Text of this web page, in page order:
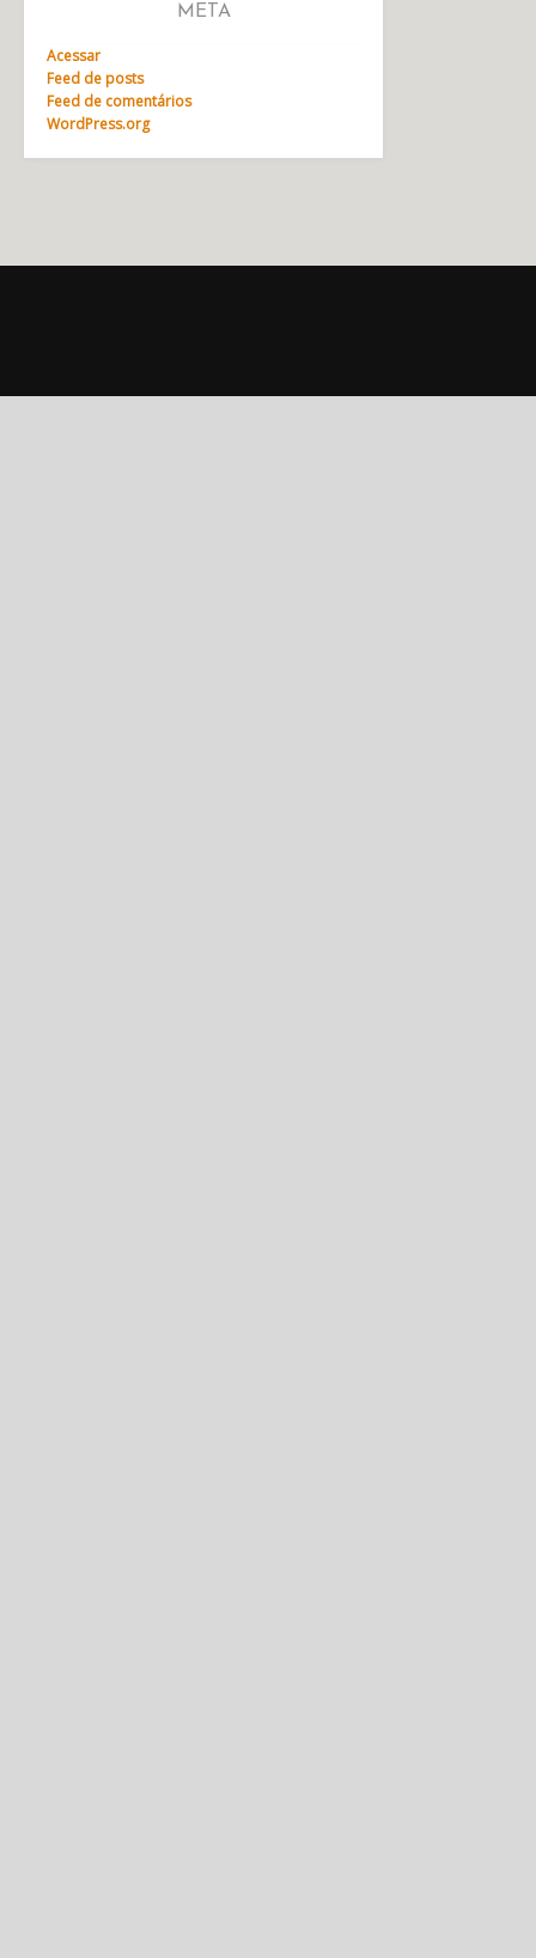
META
Acessar
Feed de posts
Feed de comentários
WordPress.org